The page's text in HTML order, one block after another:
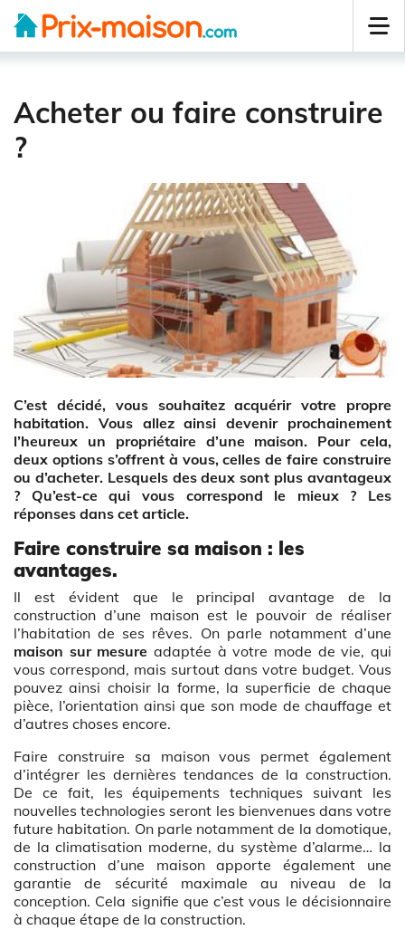
Acheter ou faire construire
?
C’est décidé, vous souhaitez acquérir votre propre
habitation. Vous allez ainsi devenir prochainement
l’heureux un propriétaire d’une maison. Pour cela,
deux options s’offrent à vous, celles de faire construire
ou d’acheter. Lesquels des deux sont plus avantageux
? Qu’est-ce qui vous correspond le mieux ? Les
réponses dans cet article.
Faire construire sa maison : les
avantages.
Il est évident que le principal avantage de la
construction d’une maison est le pouvoir de réaliser
l’habitation de ses rêves. On parle notamment d’une
maison sur mesure adaptée à votre mode de vie, qui
vous correspond, mais surtout dans votre budget. Vous
pouvez ainsi choisir la forme, la superficie de chaque
pièce, l’orientation ainsi que son mode de chauffage et
d’autres choses encore.
Faire construire sa maison vous permet également
d’intégrer les dernières tendances de la construction.
De ce fait, les équipements techniques suivant les
nouvelles technologies seront les bienvenues dans votre
future habitation. On parle notamment de la domotique,
de la climatisation moderne, du système d’alarme… la
construction d’une maison apporte également une
garantie de sécurité maximale au niveau de la
conception. Cela signifie que c’est vous le décisionnaire
à chaque étape de la construction.